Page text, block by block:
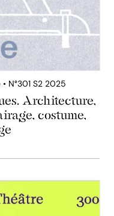
N°301 S2 2025
Architecture,
costume,